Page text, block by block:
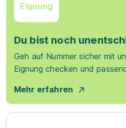
Eignung
Du bist noch
Geh auf Nummer sicher mit
Eignung checken und
Mehr erfahren